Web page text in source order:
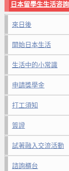
日本留學生生活咨詢
來日後
開始日本生活
生活中的小常識
申請獎學金
打工須知
簽證
試著融入交流活動
諮詢櫃台